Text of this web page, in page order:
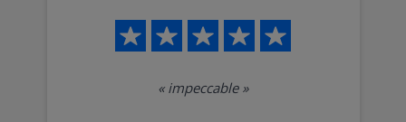
« impeccable»